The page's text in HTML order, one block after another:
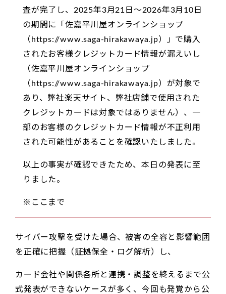
査が完了し、2025年3月21日〜2026年3月10日
の期間に「佐嘉平川屋オンラインショップ
（https://www.saga-hirakawaya.jp）」で購入
されたお客様クレジットカード情報が漏えいし
（佐嘉平川屋オンラインショップ
（https://www.saga-hirakawaya.jp）が対象で
あり、弊社楽天サイト、弊社店舗で使用された
クレジットカードは対象ではありません）、一
部のお客様のクレジットカード情報が不正利用
された可能性があることを確認いたしました。
以上の事実が確認できたため、本日の発表に至
りました。
※ここまで
サイバー攻撃を受けた場合、被害の全容と影響範囲
を正確に把握（証拠保全・ログ解析）し、
カード会社や関係各所と連携・調整を終えるまで公
式発表ができないケースが多く、今回も発覚から公